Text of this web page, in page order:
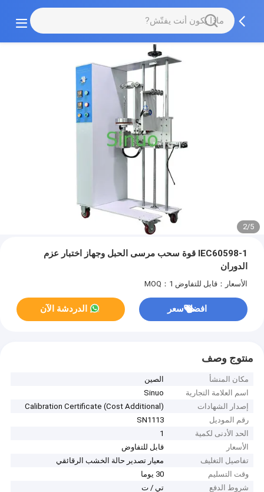
2/5
IEC60598-1 قوة سحب مرسى الحبل وجهاز اختبار عزم
الدوران
الأسعار：قابل للتفاوض MOQ：1
افضل سعر الدردشة الآن
منتوج وصف
مكان المنشأ
الصين
اسم العلامة التجارية
Sinuo
إصدار الشهادات
Calibration Certificate (Cost Additional)
رقم الموديل
SN1113
الحد الأدنى لكمية
1
الأسعار
قابل للتفاوض
تفاصيل التغليف
معيار تصدير حالة الخشب الرقائقي
وقت التسليم
30 يوما
شروط الدفع
تي / ت